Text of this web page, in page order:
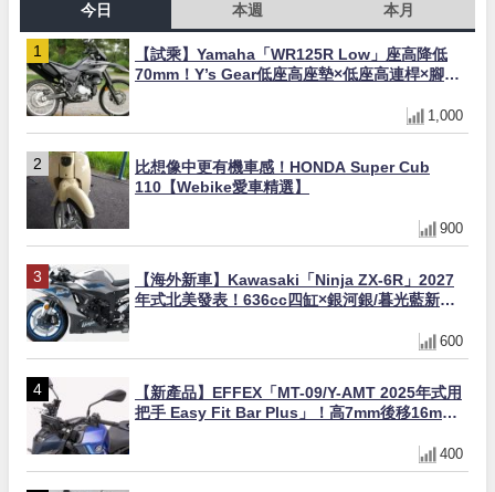
今日 本週 本月
【試乘】Yamaha「WR125R Low」座高降低
70mm！Y’s Gear低座高座墊×低座高連桿×腳踏
1,000
比想像中更有機車感！HONDA Super Cub
110【Webike愛車精選】
900
【海外新車】Kawasaki「Ninja ZX-6R」2027
年式北美發表！636cc四缸×銀河銀/暮光藍新色
600
【新產品】EFFEX「MT-09/Y-AMT 2025年式用
把手 Easy Fit Bar Plus」！高7mm後移16mm
400